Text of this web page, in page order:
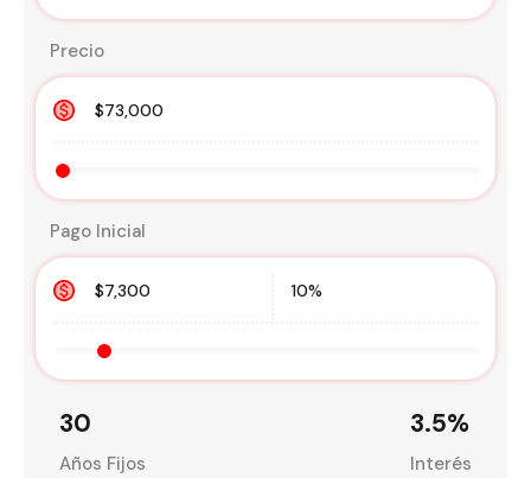
Precio
Pago Inicial
30
Años Fijos
3.5%
Interés